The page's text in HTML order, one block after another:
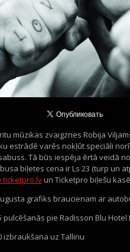
mūzikas zvaigznes Robija
estrādē varēs nokļūt speciāli
Tā būs iespēja ērtā veidā
biļetes cena ir Ls 23 (turp un
un Ticketpro biļešu
grafiks braucienam ar
pulcēšanās pie Radisson Blu Hotel
izbraukšana uz Tallinu